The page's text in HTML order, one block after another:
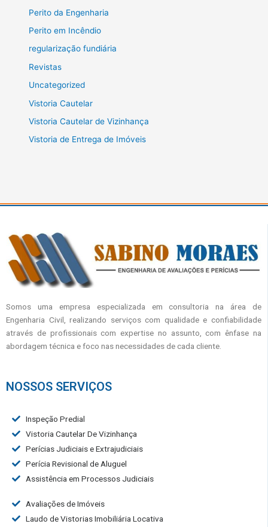
Perito da Engenharia
Perito em Incêndio
regularização fundiária
Revistas
Uncategorized
Vistoria Cautelar
Vistoria Cautelar de Vizinhança
Vistoria de Entrega de Imóveis
Somos uma empresa especializada em consultoria na área de
Engenharia Civil, realizando serviços com qualidade e confiabilidade
através de profissionais com expertise no assunto, com ênfase na
abordagem técnica e foco nas necessidades de cada cliente.
NOSSOS SERVIÇOS
Inspeção Predial
Vistoria Cautelar De Vizinhança
Perícias Judiciais e Extrajudiciais
Perícia Revisional de Aluguel
Assistência em Processos Judiciais
Avaliações de Imóveis
Laudo de Vistorias Imobiliária Locativa